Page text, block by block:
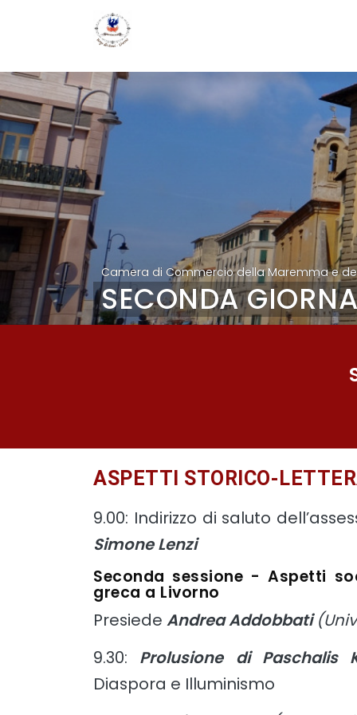
Camera di Commercio della Maremma e
SECONDA
ASPETTI STORICO-
9.00: Indirizzo di saluto
Simone Lenzi
Seconda sessione - Aspetti
greca a Livorno
Presiede Andrea Addobbati
9.30: Prolusione di Paschalis
Diaspora e Illuminismo